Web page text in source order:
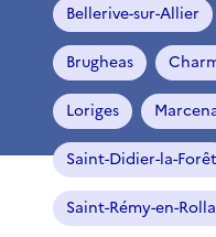
Bellerive-sur-Allier
Brugheas
Loriges
Saint-Didier-la-Forêt
Saint-Rémy-en-